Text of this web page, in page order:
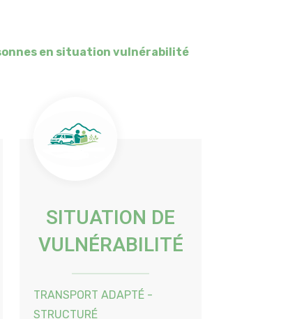
en situation vulnérabilité
SITUATION DE
VULNÉRABILITÉ
TRANSPORT ADAPTÉ -
STRUCTURÉ